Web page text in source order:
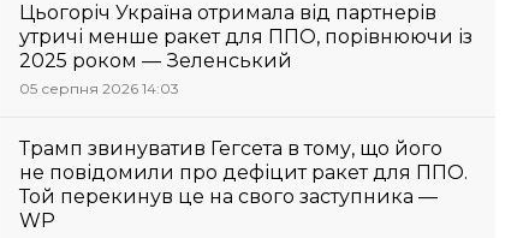
Цьогоріч Україна отримала від партнерів
утричі менше ракет для ППО, порівнюючи із
2025 роком — Зеленський
05 серпня 2026 14:03
Трамп звинуватив Гегсета в тому, що його
не повідомили про дефіцит ракет для ППО.
Той перекинув це на свого заступника —
WP